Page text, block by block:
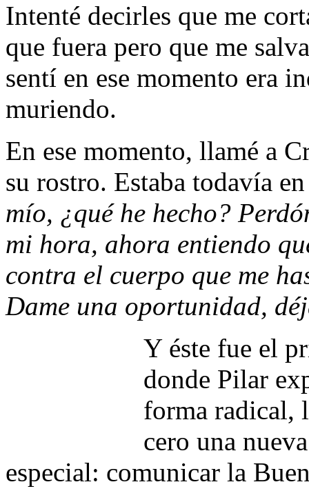
Intenté decirles que me
que fuera pero que me
sentí en ese momento era
muriendo.
En ese momento, llamé a
su rostro. Estaba todavía
mío, ¿qué he hecho?
mi hora, ahora entiendo
contra el cuerpo que me
Dame una oportunidad,
Y éste fue el
donde Pilar
forma radical,
cero una
especial: comunicar la